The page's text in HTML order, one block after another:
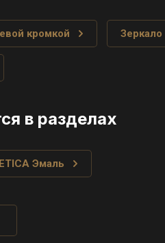
кромкой Зеркало
в разделах
Эмаль